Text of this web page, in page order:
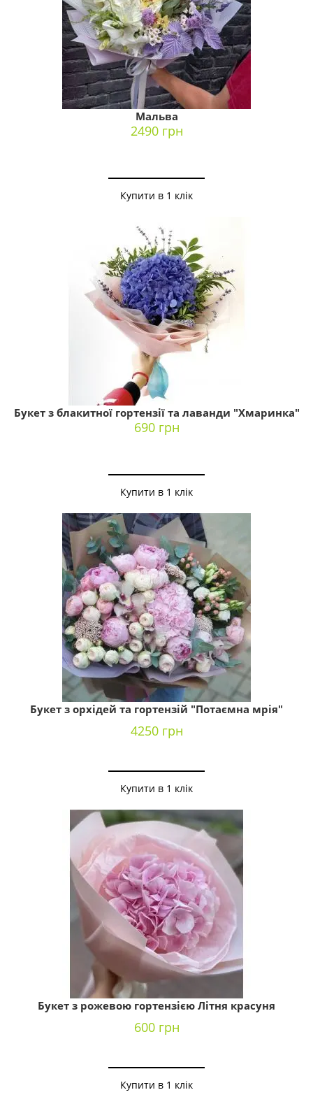
Мальва
2490 грн
Купити в 1 клік
Букет з блакитної гортензії та лаванди "Хмаринка"
690 грн
Купити в 1 клік
Букет з орхідей та гортензій "Потаємна мрія"
4250 грн
Купити в 1 клік
Букет з рожевою гортензією Літня красуня
600 грн
Купити в 1 клік